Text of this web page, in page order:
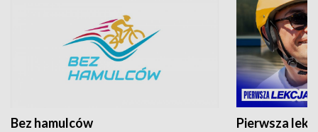
Bez hamulców Pierwsza